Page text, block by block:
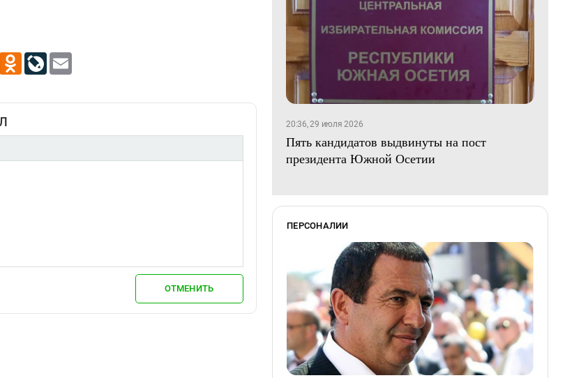
Odnoklassniki
LiveJournal
ОТМЕНИТЬ
20:36, 29 июля 2026
Пять кандидатов выдвинуты на пост
президента Южной Осетии
ПЕРСОНАЛИИ